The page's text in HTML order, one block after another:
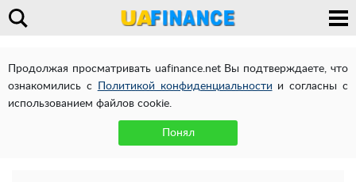
Продолжая просматривать uafinance.net Вы подтверждаете, что
ознакомились с
Политикой конфиденциальности и согласны с
использованием файлов cookie.
Понял